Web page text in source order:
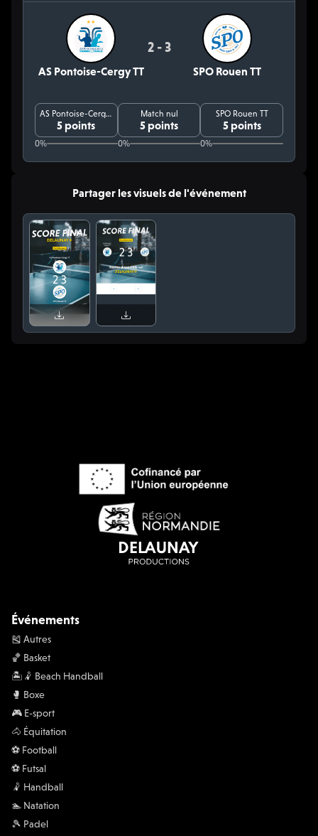
AS Pontoise-Cergy TT
2 - 3
SPO Rouen TT
AS Pontoise-Cergy TT
5 points
0%
Match nul
5 points
0%
SPO Rouen TT
5 points
0%
Partager les visuels de l'événement
Événements
🎽 Autres
🏀 Basket
🏝️🤾 Beach Handball
🥊 Boxe
🎮 E-sport
🐴 Équitation
⚽️ Football
⚽️ Futsal
🤾 Handball
🏊 Natation
🎾 Padel